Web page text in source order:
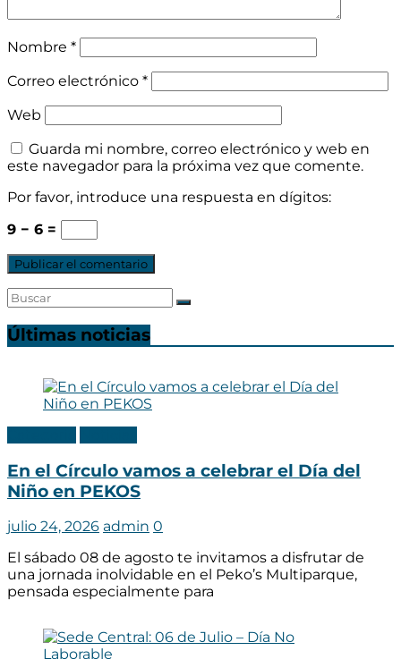
Nombre *
Correo electrónico *
Web
Guarda mi nombre, correo electrónico y web en
este navegador para la próxima vez que comente.
Por favor, introduce una respuesta en dígitos:
9 − 6 =
Últimas noticias
En el Círculo vamos a celebrar el Día del
Niño en PEKOS
julio 24, 2026 admin 0
El sábado 08 de agosto te invitamos a disfrutar de
una jornada inolvidable en el Peko’s Multiparque,
pensada especialmente para